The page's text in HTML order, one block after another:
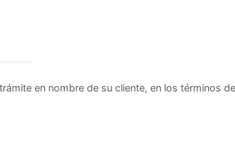
en nombre de su cliente, en los términos